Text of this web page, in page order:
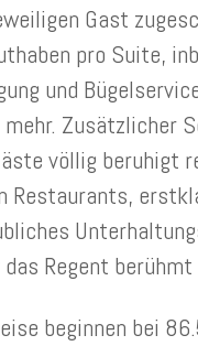
Gast
pro Suite,
und
Zusätzlicher
völlig beruhigt
Restaurants,
Regent
beginnen bei